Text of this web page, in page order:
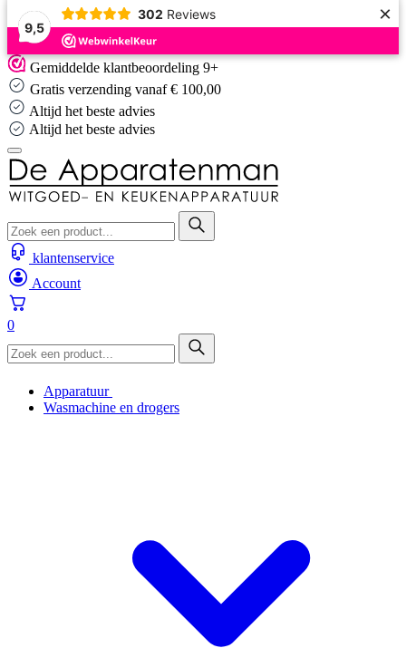
9,5
302 Reviews ×
Skip
to
content
Gemiddelde klantbeoordeling 9+
Gratis verzending vanaf € 100,00
Altijd het beste advies
Altijd het beste advies
klantenservice
Account
0
Apparatuur
Wasmachine en drogers